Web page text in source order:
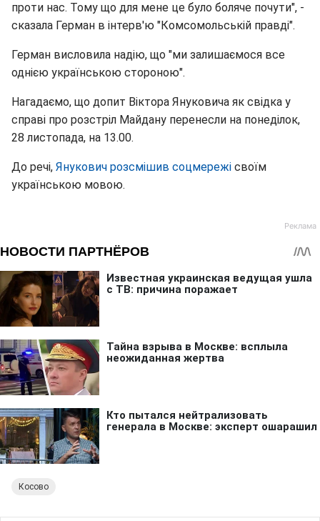
проти нас. Тому що для мене це було боляче почути", -
сказала Герман в інтерв'ю "Комсомольській правді".
Герман висловила надію, що "ми залишаємося все
однією українською стороною".
Нагадаємо, що допит Віктора Януковича як свідка у
справі про розстріл Майдану перенесли на понеділок,
28 листопада, на 13.00.
До речі, Янукович розсмішив соцмережі своїм
українською мовою.
Косово